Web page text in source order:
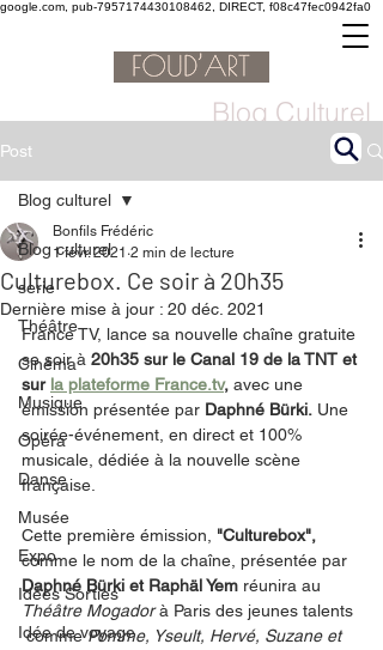
google.com, pub-7957174430108462, DIRECT, f08c47fec0942fa0
Blog Culturel
Post
Blog culturel
serie
Théâtre
Cinéma
Musique
Opéra
Danse
Musée
Expo
Idées Sorties
Idée de voyage
Blog culturel
Culturebox. Ce soir à 20h35
Bonfils Frédéric
1 févr. 2021 2 min de lecture
Dernière mise à jour : 20 déc. 2021
France TV, lance sa nouvelle chaîne gratuite
se soir à 20h35 sur le Canal 19 de la TNT et
sur la plateforme France.tv, avec une
émission présentée par Daphné Bürki. Une
soirée-événement, en direct et 100%
musicale, dédiée à la nouvelle scène
française.
Cette première émission, "Culturebox",
comme le nom de la chaîne, présentée par
Daphné Bürki et Raphäl Yem réunira au
Théâtre Mogador à Paris des jeunes talents
comme Pomme, Yseult, Hervé, Suzane et